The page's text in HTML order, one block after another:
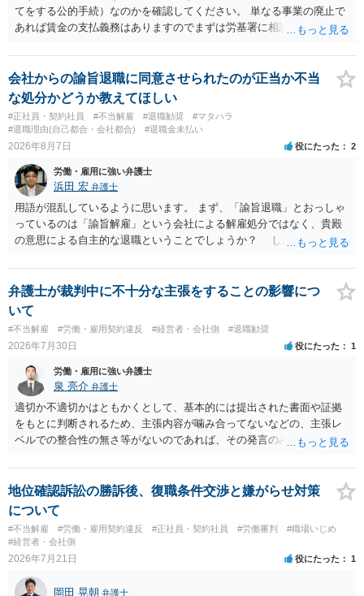
てをする公的手続）なのかを確認してください。 単なる事業の廃止で
あれば賃金の支払義務はありますのでまずは労基署に相談してくださ
しいかもしれませんが）賃金などの労働債権は他の債務より優先して
支払われます。ただし支払までにかなり時間がかかるでしょう。 さら
に、「独立行政法人労働者健康安全機構 」という公的機関が未払賃金
の立替事業を行っています。詳しくは、同機構の＜未払賃金立替払相
談コーナー＞ TEL 044-431-8663 相談時間：土日祝日を除く9:15～1
7:00 に相談してみてください。同じように未払となった他の従業員の
会社からの諭旨退職に同意させられたのが正当か不当
な処分かどうか教えてほしい
#正社員・契約社員 #不当解雇 #退職勧奨
#マタハラ
#退職理由(自己都合・会社都合)
#退職金未払い
2026年8月7日 役にたった 2
労働・雇用に強い弁護士
浜田 宏 弁護士
用語が混乱しているように思います。 まず、「諭旨退職」とおっしゃ
っているのは「諭旨解雇」という会社による解雇処分ではなく、貴殿
の意思による自主的な退職ということでしょうか？ しかし、記載さ
す。 その場合、解雇には客観的で合理的な理由が必要であり、かつ
解雇という処分が社会通念上相当と認められない限り、解雇は無効で
す。 結局、貴殿のネット炎上の内容や原因、勤務先に与えた影響な
どを具体的に検討しなければ、何とも申し上げることができません。
また、育児休業法関係の問題もあるかもしれません。 ある程度労働
法に関する専門的な知識が必要な事案ですので、一度、お近くの弁護
士にご相談下さい。
弁護士が裁判中に不十分な主張をすることの影響につ
いて
#不当解雇 #労働・雇用契約違反 #経営者・会社側 #退職勧奨
2026年7月30日 役にたった 1
労働・雇用に強い弁護士
泉 亮介 弁護士
適切か不適切かはともかくとして、基本的には提出された書面や証拠
をもとに判断されるため、主張内容が噛み合ってないなどの、主張レ
ベルでの整合性の無さ等がないのであれば、その発言のみで大きく不
地位確認訴訟の勝訴後、復職条件交渉と嫌がらせ対策
について
#不当解雇 #労働・雇用契約違反 #正社員・契約社員 #労働審判
#職場いじめ
#経営者・会社側
2026年7月21日 役にたった 1
岡田 晃朝 弁護士